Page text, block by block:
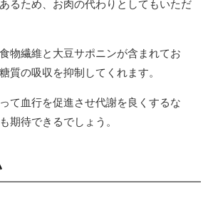
るため、お肉の代わりとしてもいただ
物繊維と大豆サポニンが含まれてお
質の吸収を抑制してくれます。
て血行を促進させ代謝を良くするな
期待できるでしょう。